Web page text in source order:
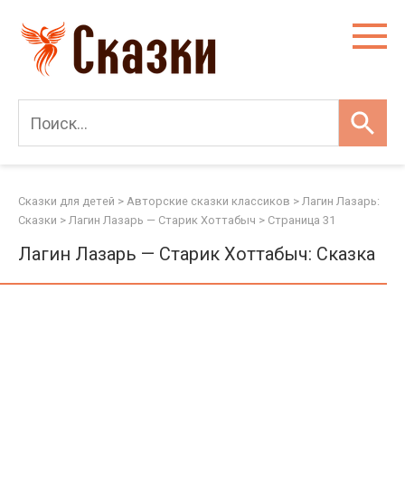
контенту
Сказки для детей > Авторские сказки классиков > Лагин Лазарь:
Сказки > Лагин Лазарь — Старик Хоттабыч > Страница 31
Лагин Лазарь — Старик Хоттабыч: Сказка